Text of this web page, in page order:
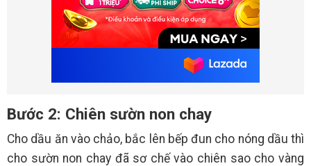
Bước 2: Chiên sườn non chay
Cho dầu ăn vào chảo, bắc lên bếp đun cho nóng dầu thì
cho sườn non chay đã sơ chế vào chiên sao cho vàng